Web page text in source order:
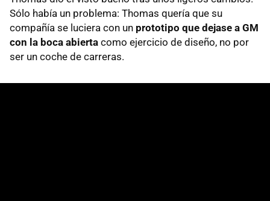
Sólo había un problema: Thomas quería que su
compañía se luciera con un prototipo que dejase a GM
con la boca abierta como ejercicio de diseño, no por
ser un coche de carreras.